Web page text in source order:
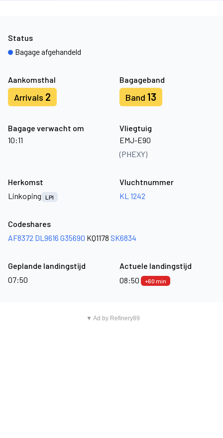
Aankomsthal
Arrivals 2
Bagageband
Band 13
Bagage verwacht om
10:11
Vliegtuig
EMJ-E90
(PHEXY)
Status
Bagage afgehandeld
Herkomst
Linkoping
LPI
Vluchtnummer
KL 1242
Codeshares
AF8372 DL9616 G35690 KQ1178 SK6834
Geplande landingstijd
07:50
Actuele landingstijd
08:50
+60 min
▼ Ad by Refinery89